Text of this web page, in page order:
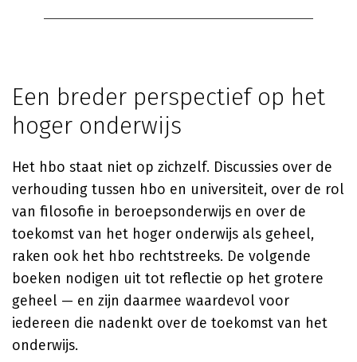
Een breder perspectief op het
hoger onderwijs
Het hbo staat niet op zichzelf. Discussies over de
verhouding tussen hbo en universiteit, over de rol
van filosofie in beroepsonderwijs en over de
toekomst van het hoger onderwijs als geheel,
raken ook het hbo rechtstreeks. De volgende
boeken nodigen uit tot reflectie op het grotere
geheel — en zijn daarmee waardevol voor
iedereen die nadenkt over de toekomst van het
onderwijs.